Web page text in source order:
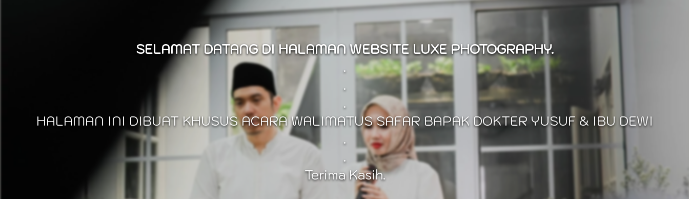
SELAMAT DATANG DI HALAMAN WEBSITE LUXE PHOTOGRAPHY.
.
.
.
HALAMAN INI DIBUAT KHUSUS ACARA WALIMATUS SAFAR BAPAK DOKTER YUSUF & IBU DEWI
.
.
Terima Kasih.